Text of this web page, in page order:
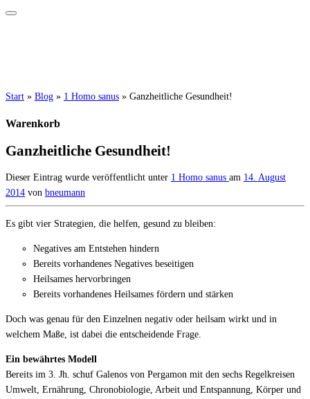
Start » Blog » 1 Homo sanus » Ganzheitliche Gesundheit!
Warenkorb
Ganzheitliche Gesundheit!
Dieser Eintrag wurde veröffentlicht unter 1 Homo sanus am 14. August
2014 von bneumann
Es gibt vier Strategien, die helfen, gesund zu bleiben:
Negatives am Entstehen hindern
Bereits vorhandenes Negatives beseitigen
Heilsames hervorbringen
Bereits vorhandenes Heilsames fördern und stärken
Doch was genau für den Einzelnen negativ oder heilsam wirkt und in
welchem Maße, ist dabei die entscheidende Frage.
Ein bewährtes Modell
Bereits im 3. Jh. schuf Galenos von Pergamon mit den sechs Regelkreisen
Umwelt, Ernährung, Chronobiologie, Arbeit und Entspannung, Körper und